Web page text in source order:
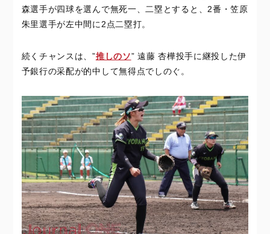
森選手が四球を選んで無死一、二塁とすると、2番・笠原
朱里選手が左中間に2点二塁打。
続くチャンスは、”推しのソ” 遠藤 杏樺投手に継投した伊
予銀行の采配が的中して無得点でしのぐ。